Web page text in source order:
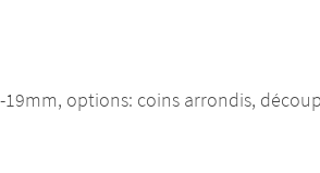
options: coins arrondis,